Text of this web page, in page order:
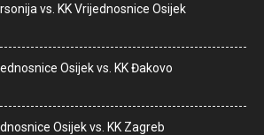
vs. KK Vrijednosnice Osijek
Osijek vs. KK Đakovo
Osijek vs. KK Zagreb